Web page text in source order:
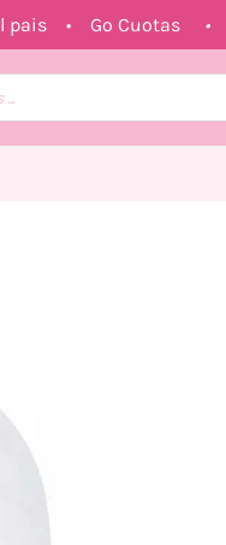
pais • Go Cuotas